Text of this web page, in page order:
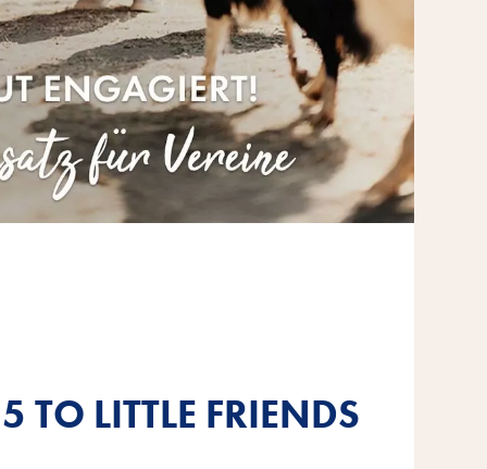
TO LITTLE FRIENDS
TO LITTLE FRIENDS
TO LITTLE FRIENDS